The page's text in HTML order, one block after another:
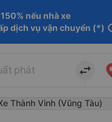
nếu nhà xe
dịch vụ vận chuyển (*)
phát import_export
Thành Vinh (Vũng Tàu)